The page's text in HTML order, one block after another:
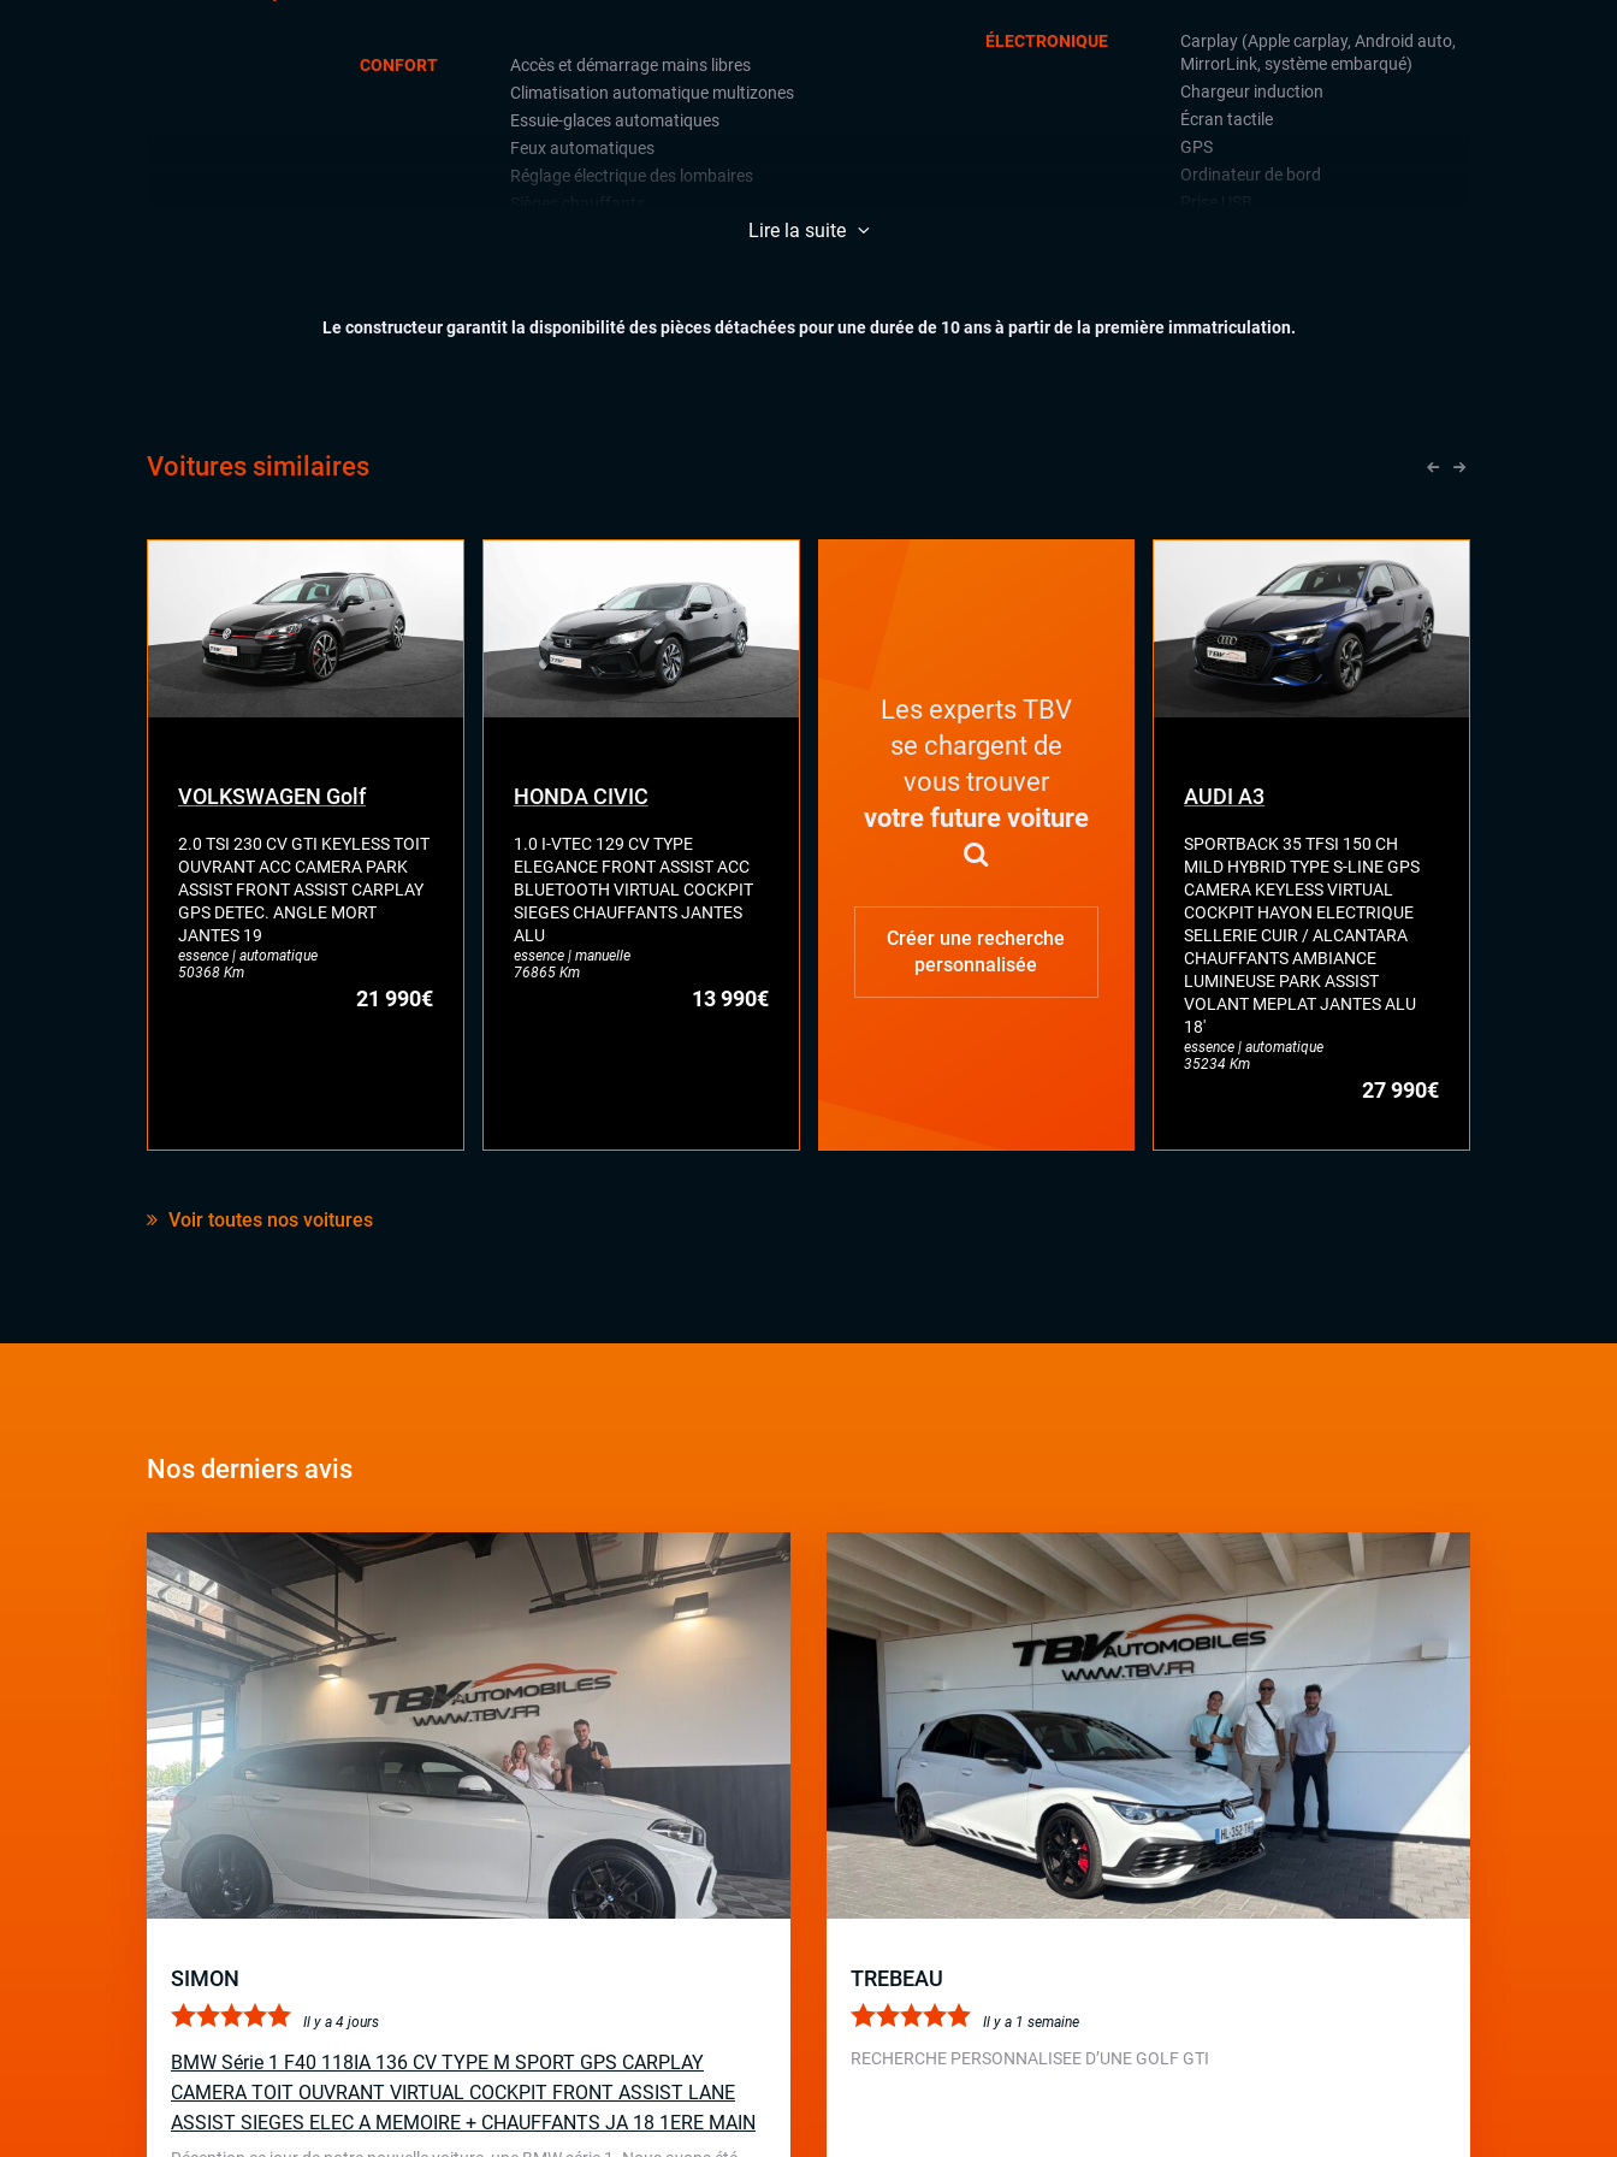
CONFORT
Accès et démarrage mains libres
Climatisation automatique multizones
Essuie-glaces automatiques
Feux automatiques
Réglage électrique des lombaires
Volant multifonctions
Commandes au volant
Eclairage d'ambiance
Palettes au volant
Rétroviseur intérieur jour/nuit
automatique
ÉLECTRONIQUE
Carplay (Apple carplay, Android auto,
MirrorLink, système embarqué)
Chargeur induction
Écran tactile
GPS
Ordinateur de bord
Aide au demarrage en côte
Front assist (avertisseur anti-collision)
Lire la suite
Le constructeur garantit la disponibilité des pièces détachées pour une durée de 10 ans à partir de la première immatriculation.
Voitures similaires
VOLKSWAGEN Golf
2.0 TSI 230 CV GTI KEYLESS TOIT
OUVRANT ACC CAMERA PARK
ASSIST FRONT ASSIST CARPLAY
GPS DETEC. ANGLE MORT
JANTES 19
essence | automatique
50368 Km
21 990€
HONDA CIVIC
1.0 I-VTEC 129 CV TYPE
ELEGANCE FRONT ASSIST ACC
BLUETOOTH VIRTUAL COCKPIT
SIEGES CHAUFFANTS JANTES
ALU
essence | manuelle
76865 Km
13 990€
Les experts TBV
se chargent de
vous trouver
votre future voiture
Créer une recherche
personnalisée
AUDI A3
SPORTBACK 35 TFSI 150 CH
MILD HYBRID TYPE S-LINE GPS
CAMERA KEYLESS VIRTUAL
COCKPIT HAYON ELECTRIQUE
SELLERIE CUIR / ALCANTARA
CHAUFFANTS AMBIANCE
LUMINEUSE PARK ASSIST
VOLANT MEPLAT JANTES ALU
18'
essence | automatique
35234 Km
27 990€
Voir toutes nos voitures
Nos derniers avis
SIMON
Il y a 4 jours
BMW Série 1 F40 118IA 136 CV TYPE M SPORT GPS CARPLAY
CAMERA TOIT OUVRANT VIRTUAL COCKPIT FRONT ASSIST LANE
ASSIST SIEGES ELEC A MEMOIRE + CHAUFFANTS JA 18 1ERE MAIN
TREBEAU
Il y a 1 semaine
RECHERCHE PERSONNALISEE D’UNE GOLF GTI